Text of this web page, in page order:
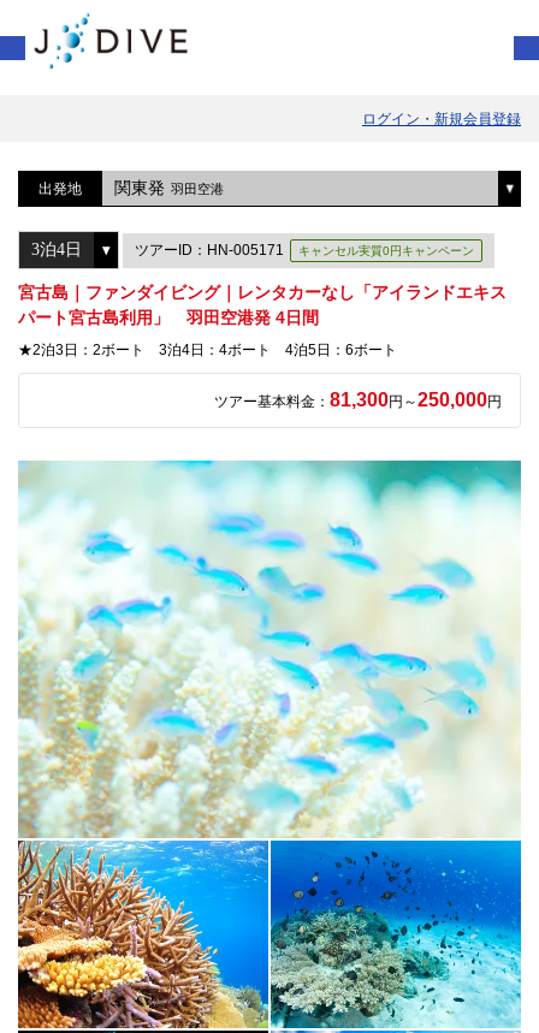
ログイン・新規会員登録
出発地 関東発 羽田空港
ツアーID：HN-005171 キャンセル実質0円キャンペーン
宮古島｜ファンダイビング｜レンタカーなし「アイランドエキス
パート宮古島利用」 羽田空港発 4日間
★2泊3日：2ボート 3泊4日：4ボート 4泊5日：6ボート
ツアー基本料金： 81,300円～250,000円